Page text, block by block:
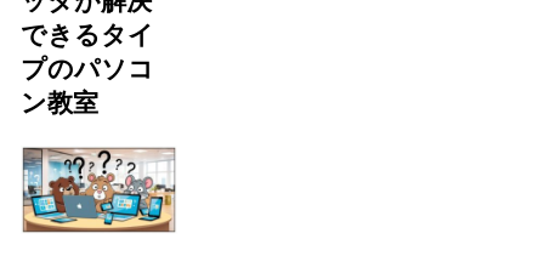
できるタイ
プのパソコ
ン教室